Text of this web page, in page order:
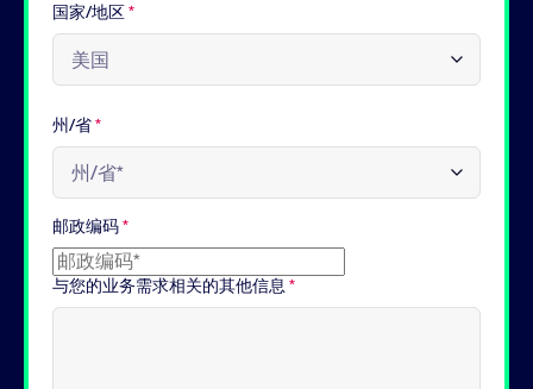
国家/地区*
州/省*
邮政编码*
与您的业务需求相关的其他信息 *